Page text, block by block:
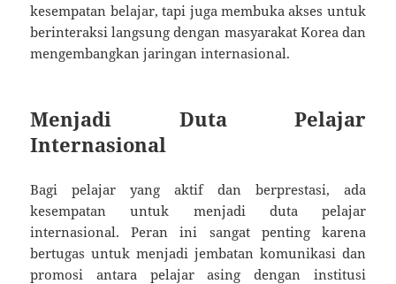
kesempatan belajar, tapi juga membuka akses untuk
berinteraksi langsung dengan masyarakat Korea dan
mengembangkan jaringan internasional.
Menjadi Duta Pelajar
Internasional
Bagi pelajar yang aktif dan berprestasi, ada
kesempatan untuk menjadi duta pelajar
internasional. Peran ini sangat penting karena
bertugas untuk menjadi jembatan komunikasi dan
promosi antara pelajar asing dengan institusi